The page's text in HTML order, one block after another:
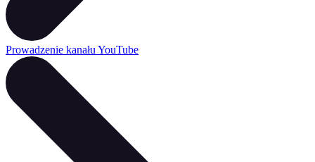
Prowadzenie kanału YouTube